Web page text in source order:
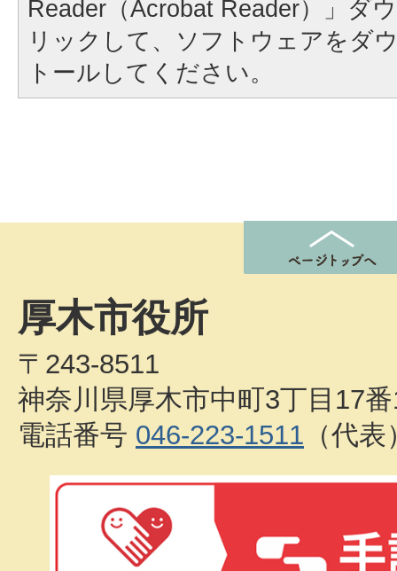
Reader（Acrobat Reader）」ダ
リックして、ソフトウェアをダ
トールしてください。
厚木市役所
〒243-8511
神奈川県厚木市中町3丁目17
電話番号 046-223-1511 （代表